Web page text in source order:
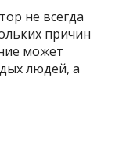
не всегда
причин
может
людей, а